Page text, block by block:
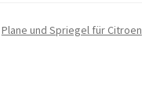
Kasse Warenkorb
Plane und Spriegel für Citroen